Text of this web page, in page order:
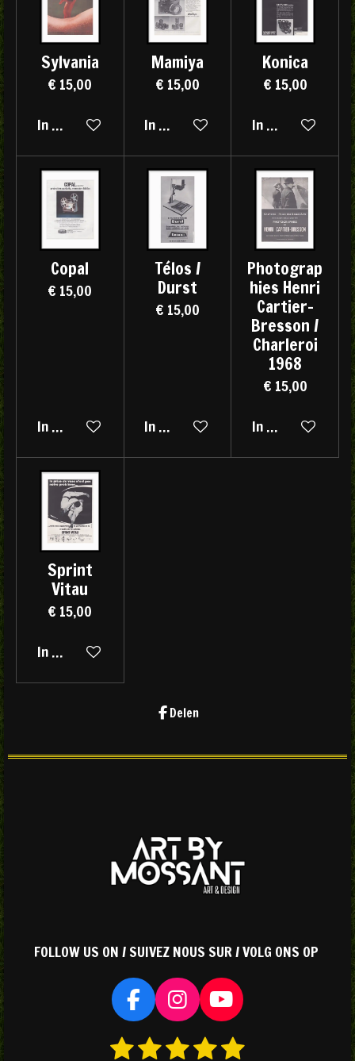
Sylvania
€ 15,00
In winkelwagen
Mamiya
€ 15,00
In winkelwagen
Konica
€ 15,00
In winkelwagen
Copal
€ 15,00
In winkelwagen
Télos /
Durst
€ 15,00
In winkelwagen
Photograp
hies Henri
Cartier-
Bresson /
Charleroi
1968
€ 15,00
In winkelwagen
Sprint
Vitau
€ 15,00
In winkelwagen
Delen
FOLLOW US ON / SUIVEZ NOUS SUR / VOLG ONS OP
F
a
c
I
n
s
Y
o
u
1 2 3 4 5